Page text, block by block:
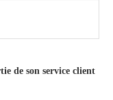
de son service client